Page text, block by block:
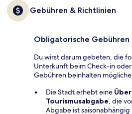
Gebühren & Richtlinien
Obligatorische Gebühren
Du wirst darum gebeten, die
Unterkunft beim Check-in
Gebühren beinhalten
Die Stadt erhebt eine
Tourismusabgabe, die
Abgabe ist